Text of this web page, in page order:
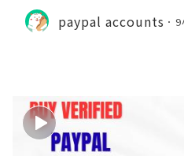
paypal accounts 9